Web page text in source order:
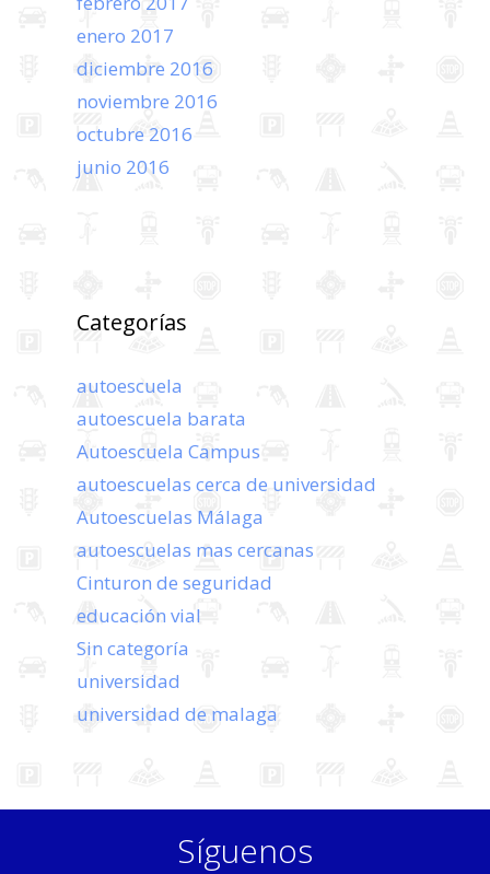
enero 2017
diciembre 2016
noviembre 2016
octubre 2016
junio 2016
Categorías
autoescuela
autoescuela barata
Autoescuela Campus
autoescuelas cerca de universidad
Autoescuelas Málaga
autoescuelas mas cercanas
Cinturon de seguridad
educación vial
Sin categoría
universidad
universidad de malaga
Síguenos